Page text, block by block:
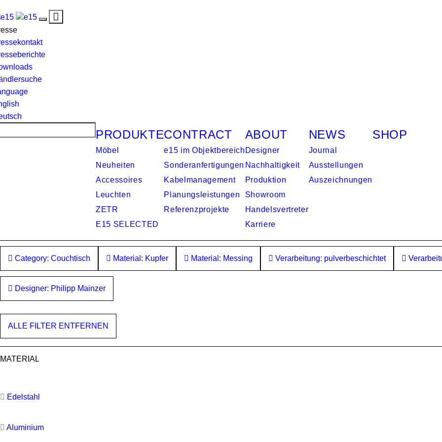
Toggle
Toggle
PRODUKTE
Möbel
Neuheiten
Accessoires
Leuchten
ZETR
E15 SELECTED
CONTRACT
e15 im Objektbereich
Sonderanfertigungen
Kabelmanagement
Planungsleistungen
Referenzprojekte
ABOUT
Designer
Nachhaltigkeit
Produktion
Showroom
Handelsvertreter
Karriere
NEWS
Journal
Ausstellungen
Auszeichnungen
SHOP
Category: Couchtisch Material: Kupfer Material: Messing Verarbeitung: pulverbeschichtet
Designer: Philipp Mainzer
ALLE FILTER ENTFERNEN
MATERIAL
Edelstahl
Aluminium